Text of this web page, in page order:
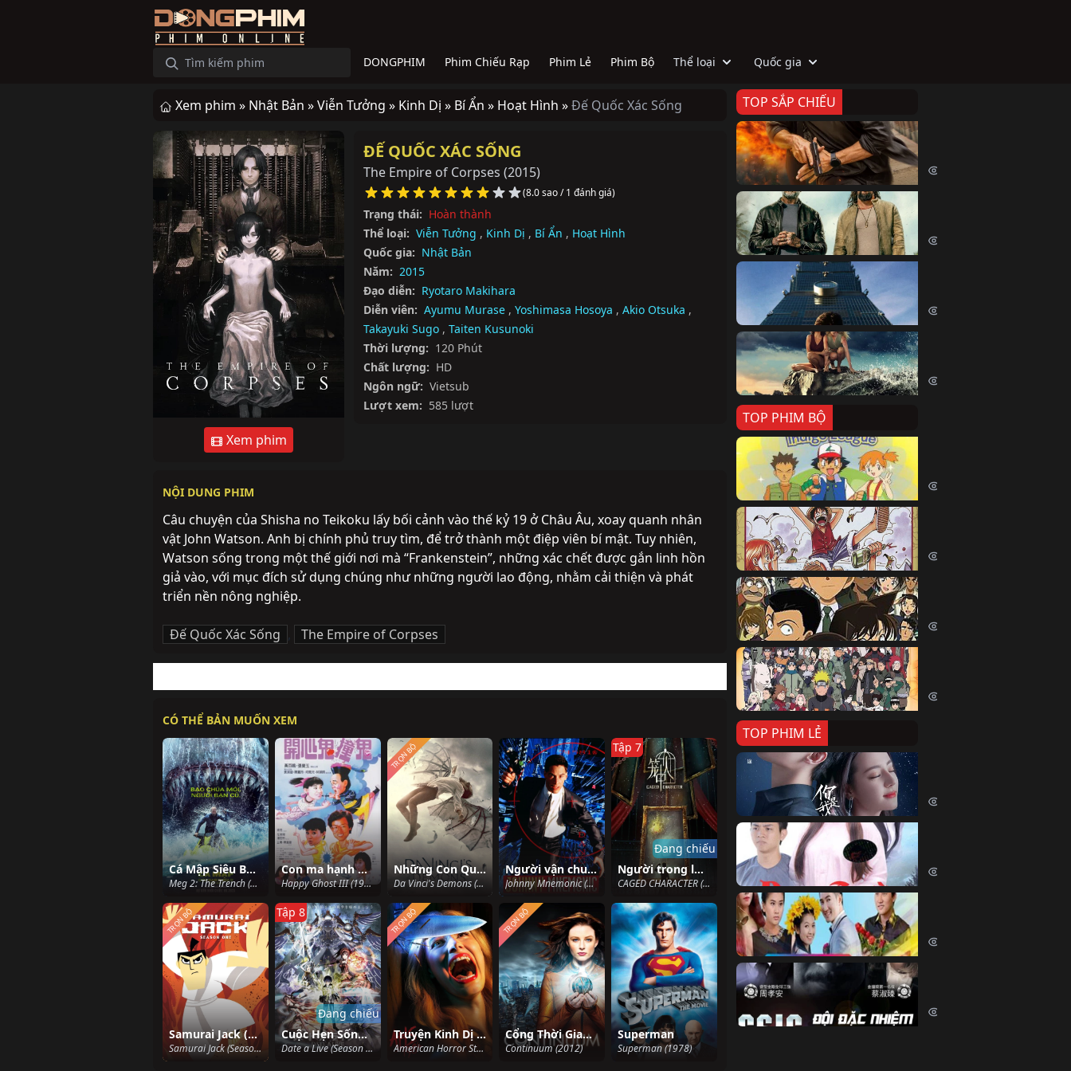
DONGPHIM Phim Chiếu Rạp Phim Lẻ Phim Bộ Thể loại Quốc gia
Xem phim » Nhật Bản »Viễn Tưởng » Kinh Dị » Bí Ẩn » Hoạt Hình »Đế Quốc Xác Sống
Xem phim
ĐẾ QUỐC XÁC SỐNG
The Empire of Corpses (2015)
(8.0 sao / 1 đánh giá)
Trạng thái: Hoàn thành
Thể loại: Viễn Tưởng , Kinh Dị , Bí Ẩn , Hoạt Hình
Quốc gia: Nhật Bản
Năm: 2015
Đạo diễn: Ryotaro Makihara
Diễn viên: Ayumu Murase , Yoshimasa Hosoya , Akio Otsuka ,
Takayuki Sugo , Taiten Kusunoki
Thời lượng: 120 Phút
Chất lượng: HD
Ngôn ngữ: Vietsub
Lượt xem: 585 lượt
NỘI DUNG PHIM
Câu chuyện của Shisha no Teikoku lấy bối cảnh vào thế kỷ 19 ở Châu Âu, xoay quanh nhân
vật John Watson. Anh bị chính phủ truy tìm, để trở thành một điệp viên bí mật. Tuy nhiên,
Watson sống trong một thế giới nơi mà “Frankenstein”, những xác chết được gắn linh hồn
giả vào, với mục đích sử dụng chúng như những người lao động, nhằm cải thiện và phát
triển nền nông nghiệp.
Đế Quốc Xác Sống , The Empire of Corpses
CÓ THỂ BẢN MUỐN XEM
Cá Mập Siêu Bạo Chúa 2: Vực Sâu
Meg 2: The Trench (2023)
Con ma hạnh phúc III
Happy Ghost III (1986)
Những Con Quỷ Của Da Vinci (Phần 2)
Da Vinci's Demons (Season 2) (2014)
TRỌN BỘ
Người vận chuyển Data
Johnny Mnemonic (1995)
Người trong lồng
CAGED CHARACTER (2024)
Tập 7
Đang chiếu
Samurai Jack (Phần 1)
Samurai Jack (Season 1) (2001)
TRỌN BỘ
Cuộc Hẹn Sống Còn (Phần 5)
Date a Live (Season 5) (2024)
Tập 8
Đang chiếu
Truyện Kinh Dị Mỹ (Phần 9)
American Horror Story (Season 9) (2019)
TRỌN BỘ
Cổng Thời Gian (Phần 1)
Continuum (2012)
TRỌN BỘ
Superman
Superman (1978)
TOP SẮP CHIẾU
TOP PHIM BỘ
TOP PHIM LẺ